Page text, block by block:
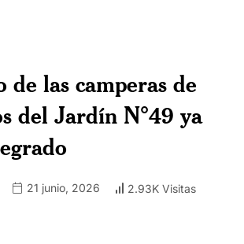
de las camperas de
del Jardín N°49 ya
21 junio, 2026 2.93K Visitas